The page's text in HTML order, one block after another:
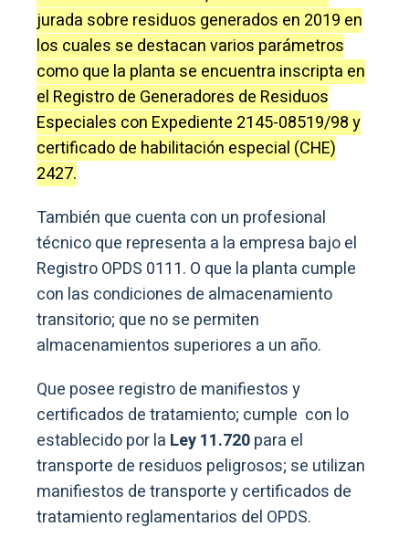
jurada sobre residuos generados en 2019 en
los cuales se destacan varios parámetros
como que la planta se encuentra inscripta en
el Registro de Generadores de Residuos
Especiales con Expediente 2145-08519/98 y
certificado de habilitación especial (CHE)
2427.
También que cuenta con un profesional
técnico que representa a la empresa bajo el
Registro OPDS 0111. O que la planta cumple
con las condiciones de almacenamiento
transitorio; que no se permiten
almacenamientos superiores a un año.
Que posee registro de manifiestos y
certificados de tratamiento; cumple con lo
establecido por la Ley 11.720para el
transporte de residuos peligrosos; se utilizan
manifiestos de transporte y certificados de
tratamiento reglamentarios del OPDS.